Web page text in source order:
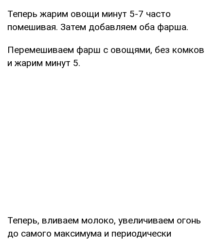
Теперь жарим овощи минут 5-7 часто
помешивая. Затем добавляем оба фарша.
Перемешиваем фарш с овощями, без комков
и жарим минут 5.
Теперь, вливаем молоко, увеличиваем огонь
до самого максимума и периодически